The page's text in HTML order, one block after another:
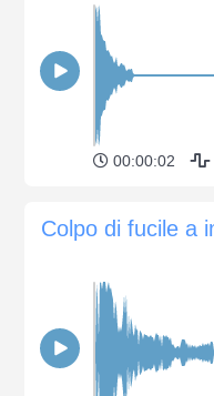
00:00:02
Colpo di fucile a